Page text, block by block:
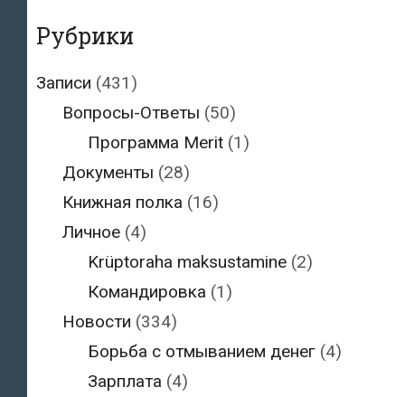
Рубрики
Записи (431)
Вопросы-Ответы (50)
Программа Merit (1)
Документы (28)
Книжная полка (16)
Личное(4)
Krüptoraha maksustamine (2)
Командировка (1)
Новости (334)
Борьба с отмыванием денег (4)
Зарплата (4)